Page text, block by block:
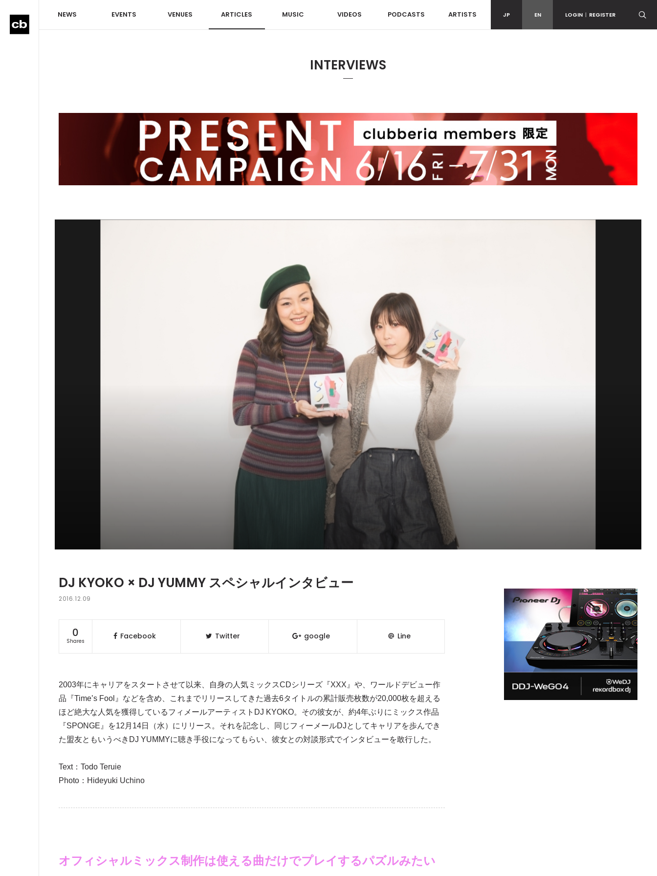
NEWS EVENTS VENUES ARTICLES MUSIC VIDEOS PODCASTS ARTISTS JP EN LOGIN | REGISTER
INTERVIEWS
DJ KYOKO × DJ YUMMY スペシャルインタビュー
2016.12.09
0
Shares
Facebook Twitter google Line
2003年にキャリアをスタートさせて以来、自身の人気ミックスCDシリーズ『XXX』や、ワールドデビュー作
品『Time’s Fool』などを含め、これまでリリースしてきた過去6タイトルの累計販売枚数が20,000枚を超える
ほど絶大な人気を獲得しているフィメールアーティストDJ KYOKO。その彼女が、約4年ぶりにミックス作品
『SPONGE』を12月14日（水）にリリース。それを記念し、同じフィーメールDJとしてキャリアを歩んでき
た盟友ともいうべきDJ YUMMYに聴き手役になってもらい、彼女との対談形式でインタビューを敢行した。
Text：Todo Teruie
Photo：Hideyuki Uchino
オフィシャルミックス制作は使える曲だけでプレイするパズルみたい